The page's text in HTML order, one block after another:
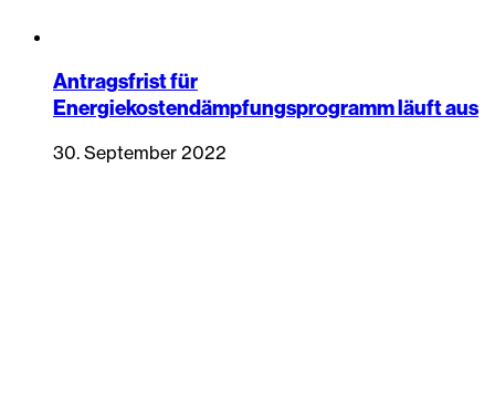
Antragsfrist für
Energiekostendämpfungsprogramm läuft aus
30. September 2022